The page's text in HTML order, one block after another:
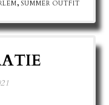
,SUMMER OUTFIT